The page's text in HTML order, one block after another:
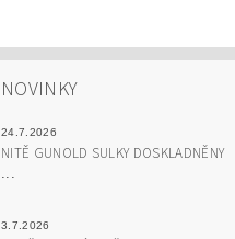
NOVINKY
24.7.2026
NITĚ GUNOLD SULKY DOSKLADNĚNY
3.7.2026